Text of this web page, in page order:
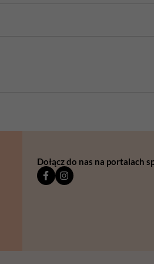
Dołącz do nas na portalach